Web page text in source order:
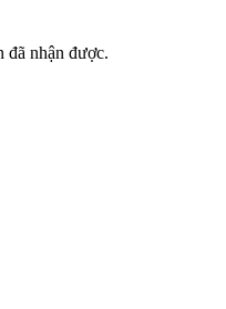
đã nhận được.